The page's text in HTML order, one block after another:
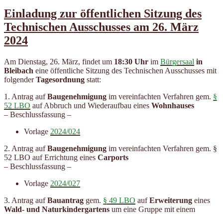
Einladung zur öffentlichen Sitzung des
Technischen Ausschusses am 26. März
2024
Am Dienstag, 26. März, findet um 18:30 Uhr im Bürgersaal in
Bleibach eine öffentliche Sitzung des Technischen Ausschusses mit
folgenderTagesordnung statt:
1. Antrag aufBaugenehmigung im vereinfachten Verfahren gem. §
52 LBO auf Abbruch und Wiederaufbau eines Wohnhauses
– Beschlussfassung –
Vorlage 2024/024
2. Antrag aufBaugenehmigung im vereinfachten Verfahren gem. §
52 LBO auf Errichtung eines Carports
– Beschlussfassung –
Vorlage 2024/027
3. Antrag aufBauantrag gem. § 49 LBO aufErweiterung eines
Wald- und Naturkindergartens um eine Gruppe mit einem